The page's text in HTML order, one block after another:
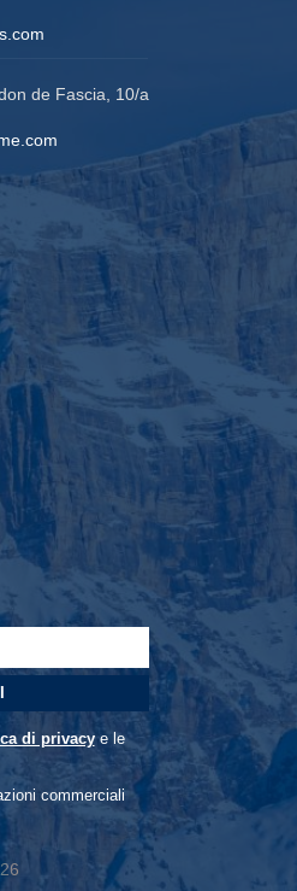
de Fascia, 10/a
di privacye le
commerciali